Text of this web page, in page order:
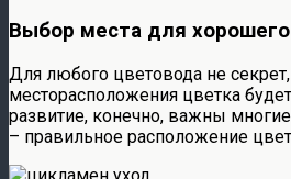
Выбор места для
Для любого цветовода не
месторасположения цветка
развитие, конечно, важны
– правильное расположение